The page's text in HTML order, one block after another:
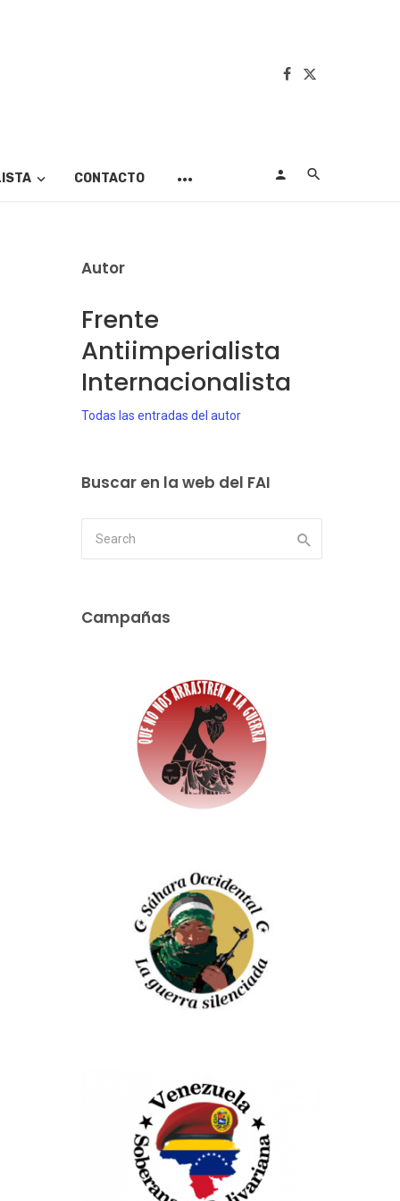
CONTACTO
Autor
Frente
Antiimperialista
Internacionalista
Todas las entradas del autor
Buscar en la web del FAI
Campañas